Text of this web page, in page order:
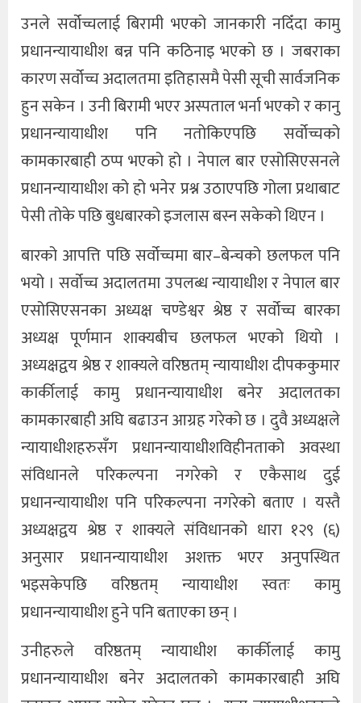
उनले सर्वोच्चलाई बिरामी भएको जानकारी नदिँदा कामु
प्रधानन्यायाधीश बन्न पनि कठिनाइ भएको छ । जबराका
कारण सर्वोच्च अदालतमा इतिहासमै पेसी सूची सार्वजनिक
हुन सकेन । उनी बिरामी भएर अस्पताल भर्ना भएको र कानु
प्रधानन्यायाधीश पनि नतोकिएपछि सर्वोच्चको
कामकारबाही ठप्प भएको हो । नेपाल बार एसोसिएसनले
प्रधानन्यायाधीश को हो भनेर प्रश्न उठाएपछि गोला प्रथाबाट
पेसी तोके पछि बुधबारको इजलास बस्न सकेको थिएन ।
बारको आपत्ति पछि सर्वोच्चमा बार–बेन्चको छलफल पनि
भयो । सर्वोच्च अदालतमा उपलब्ध न्यायाधीश र नेपाल बार
एसोसिएसनका अध्यक्ष चण्डेश्वर श्रेष्ठ र सर्वोच्च बारका
अध्यक्ष पूर्णमान शाक्यबीच छलफल भएको थियो ।
अध्यक्षद्वय श्रेष्ठ र शाक्यले वरिष्ठतम् न्यायाधीश दीपककुमार
कार्कीलाई कामु प्रधानन्यायाधीश बनेर अदालतका
कामकारबाही अघि बढाउन आग्रह गरेको छ । दुवै अध्यक्षले
न्यायाधीशहरुसँग प्रधानन्यायाधीशविहीनताको अवस्था
संविधानले परिकल्पना नगरेको र एकैसाथ दुई
प्रधानन्यायाधीश पनि परिकल्पना नगरेको बताए । यस्तै
अध्यक्षद्वय श्रेष्ठ र शाक्यले संविधानको धारा १२९ (६)
अनुसार प्रधानन्यायाधीश अशक्त भएर अनुपस्थित
भइसकेपछि वरिष्ठतम् न्यायाधीश स्वतः कामु
प्रधानन्यायाधीश हुने पनि बताएका छन् ।
उनीहरुले वरिष्ठतम् न्यायाधीश कार्कीलाई कामु
प्रधानन्यायाधीश बनेर अदालतको कामकारबाही अघि